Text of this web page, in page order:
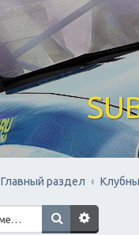
Главный раздел